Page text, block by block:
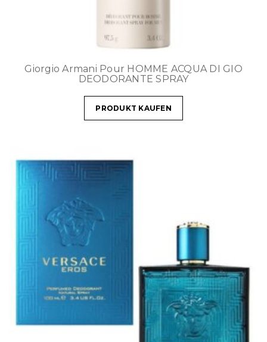
Giorgio Armani Pour HOMME ACQUA DI GIO
DEODORANTE SPRAY
PRODUKT KAUFEN